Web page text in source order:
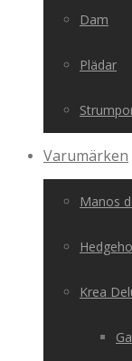
Dam
Plädar
Varumärken
Manos
Krea